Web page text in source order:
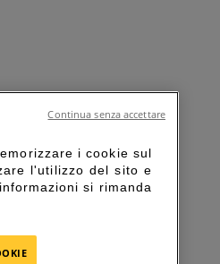
i cookie sul
l'utilizzo del sito e
si rimanda
Continua senza accettare